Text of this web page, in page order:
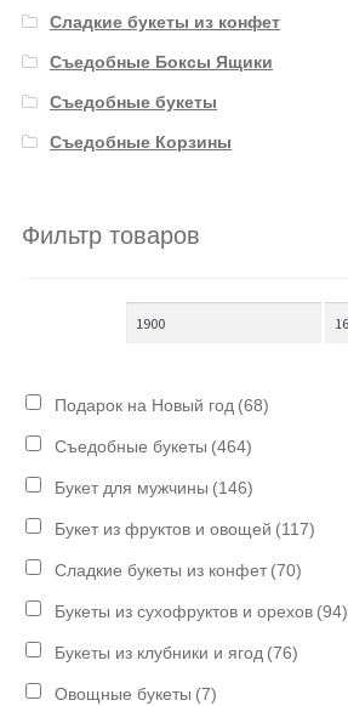
Сладкие букеты из конфет
Съедобные Боксы Ящики
Съедобные букеты
Съедобные Корзины
Фильтр товаров
Подарок на Новый год (68)
Съедобные букеты (464)
Букет для мужчины (146)
Букет из фруктов и овощей (117)
Сладкие букеты из конфет (70)
Букеты из сухофруктов и орехов (94)
Букеты из клубники и ягод (76)
Овощные букеты (7)